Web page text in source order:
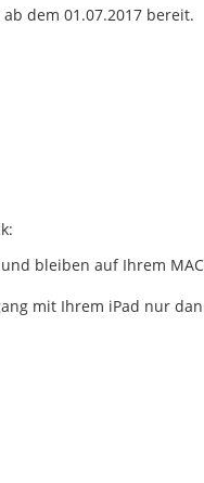
dem 01.07.2017 bereit.
bleiben auf Ihrem MAC
mit Ihrem iPad nur